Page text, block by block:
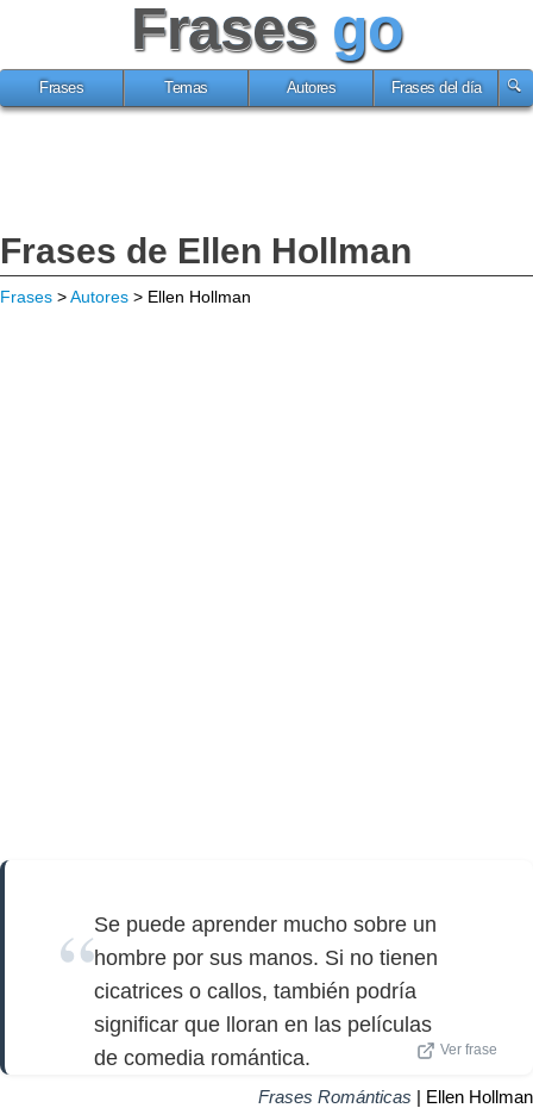
Frases go
Frases Temas Autores Frases del día
Frases de Ellen Hollman
Frases >Autores > Ellen Hollman
Se puede aprender mucho sobre un
hombre por sus manos. Si no tienen
cicatrices o callos, también podría
significar que lloran en las películas
de comedia romántica.
Ver frase
Frases Románticas | Ellen Hollman